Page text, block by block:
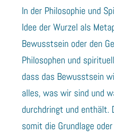
In der Philosophie und
Idee der Wurzel als
Bewusstsein oder den
Philosophen und
dass das Bewusstsein
alles, was wir sind und
durchdringt und enthält.
somit die Grundlage